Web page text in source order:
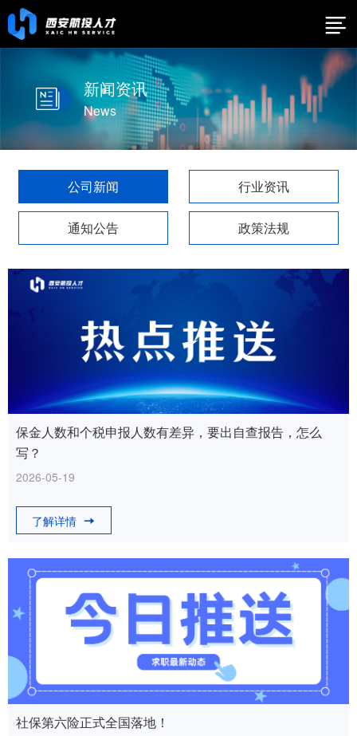
新闻资讯
News
公司新闻 行业资讯
通知公告 政策法规
保金人数和个税申报人数有差异，要出自查报告，怎么
写？
2026-05-19
了解详情
社保第六险正式全国落地！